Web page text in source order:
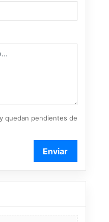
quedan pendientes de
Enviar